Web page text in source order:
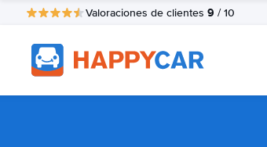
Valoraciones de clientes 9 / 10